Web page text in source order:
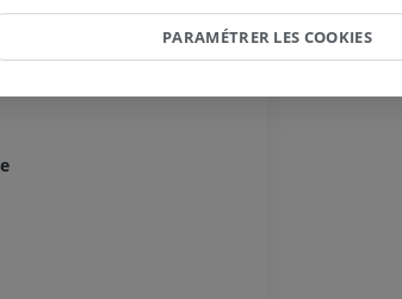
PARAMÉTRER LES COOKIES